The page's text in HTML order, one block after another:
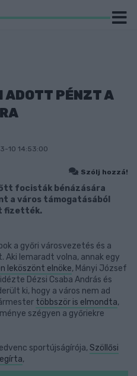
ADOTT PÉNZT A
10 14:53:00
Szólj hozzá!
focisták bénázására
a város támogatásából
fizették.
a győri városvezetés és a
Aki lemaradt volna, annak egy
leköszönt elnöke, Mányi József
Dézsi Csaba András és
ki, hogy a város nem ad
többször is elmondta,
szégyen a győriekre
sportújságírója,Szöllősi
,